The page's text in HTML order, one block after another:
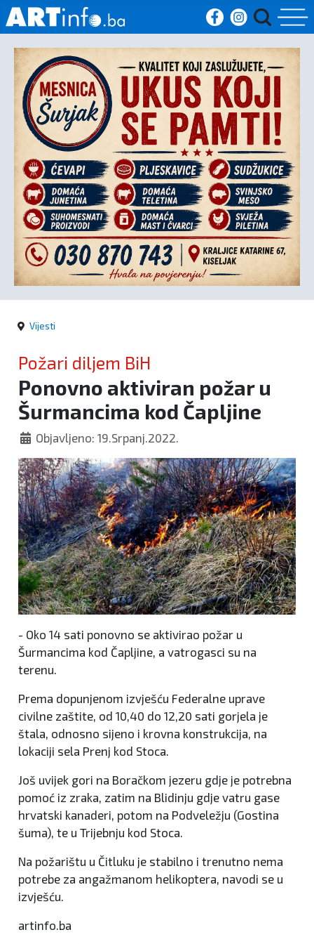
Početna
Vijesti
Sport
Kultura
Crna
kronika
Politika
Vijesti
Požari diljem BiH
Ponovno aktiviran požar u
Šurmancima kod Čapljine
Objavljeno: 19.Srpanj.2022.
- Oko 14 sati ponovno se aktivirao požar u
Šurmancima kod Čapljine, a vatrogasci su na
terenu.
Prema dopunjenom izvješću Federalne uprave
civilne zaštite, od 10,40 do 12,20 sati gorjela je
štala, odnosno sijeno i krovna konstrukcija, na
lokaciji sela Prenj kod Stoca.
Još uvijek gori na Boračkom jezeru gdje je potrebna
pomoć iz zraka, zatim na Blidinju gdje vatru gase
hrvatski kanaderi, potom na Podveležju (Gostina
šuma), te u Trijebnju kod Stoca.
Na požarištu u Čitluku je stabilno i trenutno nema
potrebe za angažmanom helikoptera, navodi se u
izvješću.
artinfo.ba